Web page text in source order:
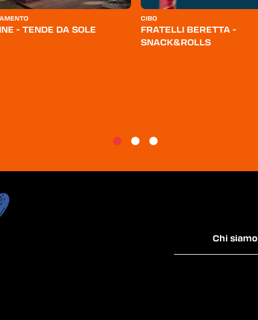
- TENDE DA SOLE
CIBO
FRATELLI BERETTA -
SNACK&ROLLS
Chi siamo